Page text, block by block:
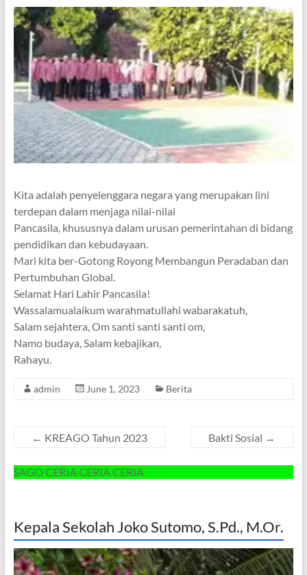
Kita adalah penyelenggara negara yang merupakan lini
terdepan dalam menjaga nilai-nilai
Pancasila, khususnya dalam urusan pemerintahan di bidang
pendidikan dan kebudayaan.
Mari kita ber-Gotong Royong Membangun Peradaban dan
Pertumbuhan Global.
Selamat Hari Lahir Pancasila!
Wassalamualaikum warahmatullahi wabarakatuh,
Salam sejahtera, Om santi santi santi om,
Namo budaya, Salam kebajikan,
Rahayu.
admin June 1, 2023 Berita
← KREAGO Tahun 2023 Bakti Sosial →
CERIA CERIA
Kepala Sekolah Joko Sutomo, S.Pd., M.Or.